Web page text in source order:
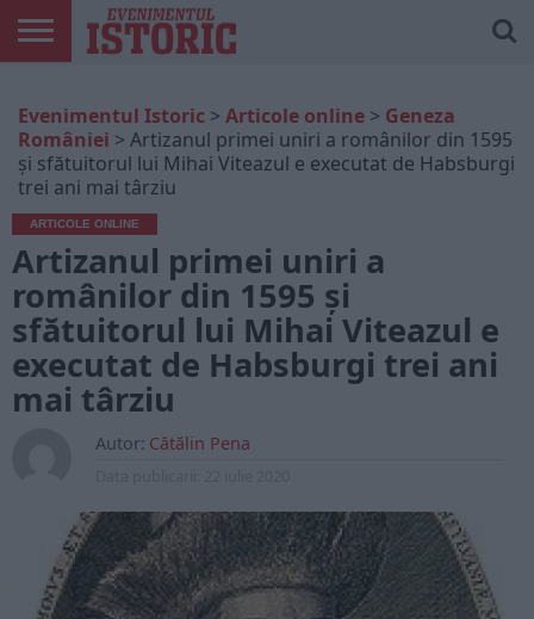
ONLINE
EDIȚII
TIPĂRITE
ISTORIC
PLAY
CONTUL
MEU
Evenimentul Istoric > Articole online > Geneza
României > Artizanul primei uniri a românilor din 1595
și sfătuitorul lui Mihai Viteazul e executat de Habsburgi
trei ani mai târziu
ARTICOLE ONLINE
Artizanul primei uniri a
românilor din 1595 și
sfătuitorul lui Mihai Viteazul e
executat de Habsburgi trei ani
mai târziu
Autor: Cătălin Pena